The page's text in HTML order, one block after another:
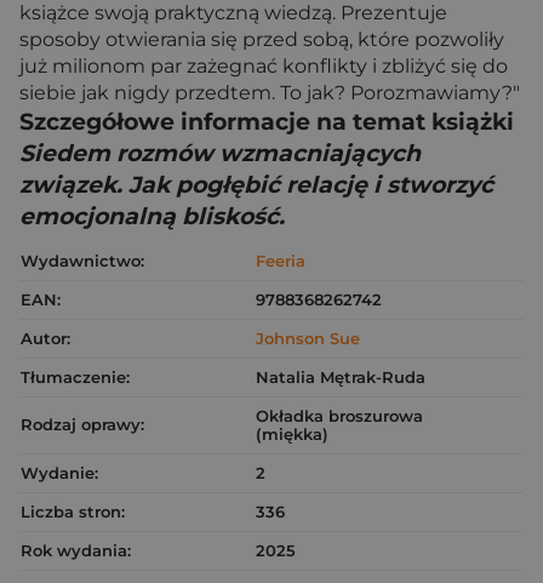
książce swoją praktyczną wiedzą. Prezentuje
sposoby otwierania się przed sobą, które pozwoliły
już milionom par zażegnać konflikty i zbliżyć się do
siebie jak nigdy przedtem. To jak? Porozmawiamy?"
Szczegółowe informacje na temat książki
Siedem rozmów wzmacniających
związek. Jak pogłębić relację i stworzyć
emocjonalną bliskość.
Wydawnictwo:
Feeria
EAN:
9788368262742
Autor:
Johnson Sue
Tłumaczenie:
Natalia Mętrak-Ruda
Rodzaj oprawy:
Okładka broszurowa
(miękka)
Wydanie:
2
Liczba stron:
336
Rok wydania:
2025